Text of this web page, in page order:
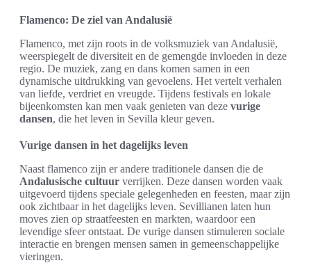
Flamenco: De ziel van Andalusië
Flamenco, met zijn roots in de volksmuziek van Andalusië,
weerspiegelt de diversiteit en de gemengde invloeden in deze
regio. De muziek, zang en dans komen samen in een
dynamische uitdrukking van gevoelens. Het vertelt verhalen
van liefde, verdriet en vreugde. Tijdens festivals en lokale
bijeenkomsten kan men vaak genieten van deze vurige
dansen, die het leven in Sevilla kleur geven.
Vurige dansen in het dagelijks leven
Naast flamenco zijn er andere traditionele dansen die de
Andalusische cultuur verrijken. Deze dansen worden vaak
uitgevoerd tijdens speciale gelegenheden en feesten, maar zijn
ook zichtbaar in het dagelijks leven. Sevillianen laten hun
moves zien op straatfeesten en markten, waardoor een
levendige sfeer ontstaat. De vurige dansen stimuleren sociale
interactie en brengen mensen samen in gemeenschappelijke
vieringen.